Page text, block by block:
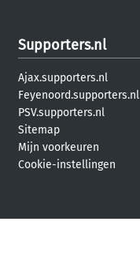
Supporters.nl
Ajax.supporters.nl
Feyenoord.supporters.nl
PSV.supporters.nl
Sitemap
Mijn voorkeuren
Cookie-instellingen